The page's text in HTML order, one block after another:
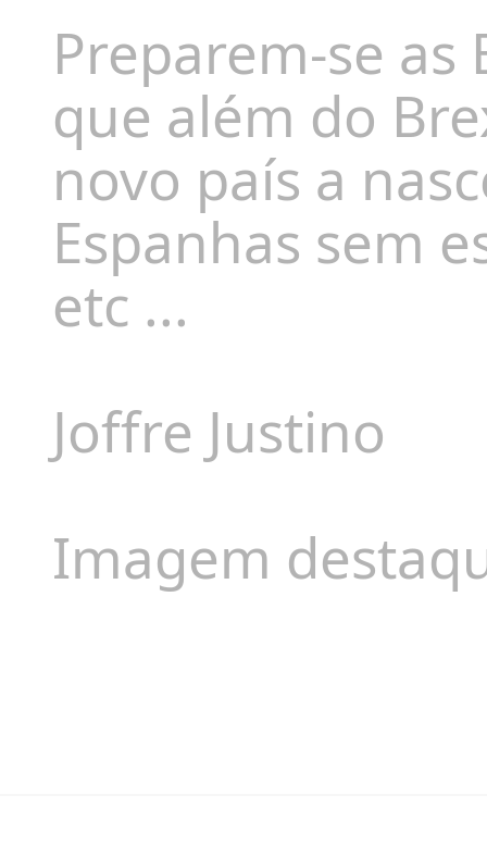
Preparem-se as
que além do
novo país a
Espanhas sem
etc ...
Joffre Justino
Imagem